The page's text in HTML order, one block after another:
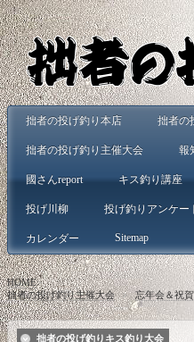
拙者の投げ釣り本店 拙者の
拙者の投げ釣り主催大会 報
國さんreport キス釣り講座
投げ川柳 投げ釣りアンケー
カレンダー Sitemap
HOME>
拙者の投げ釣り主催大会 > 忘年会＆祝
拙者の投げ釣りキス釣り大会